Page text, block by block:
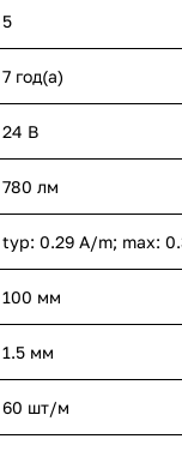
5
7 год(а)
24 В
780 лм
typ: 0.29 A/m; max:
100 мм
1.5 мм
60 шт/м